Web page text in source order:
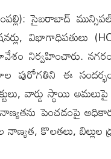
సైబరాబాద్
విభాగాధిపతులు
నిర్వహించారు.
పురోగతిని ఈ
వార్డు స్థాయి
పెంచడంపై
కొలతలు, బిల్లుల